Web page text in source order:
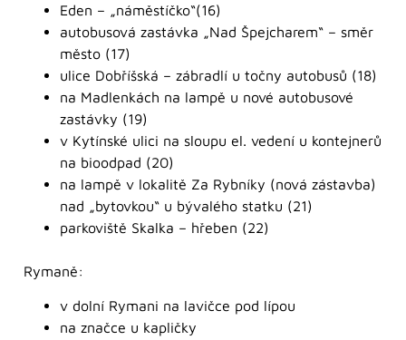
Eden – „náměstíčko“(16)
autobusová zastávka „Nad Špejcharem“ – směr
město (17)
ulice Dobříšská – zábradlí u točny autobusů (18)
na Madlenkách na lampě u nové autobusové
zastávky (19)
v Kytínské ulici na sloupu el. vedení u kontejnerů
na bioodpad (20)
na lampě v lokalitě Za Rybníky (nová zástavba)
nad „bytovkou“ u bývalého statku (21)
parkoviště Skalka – hřeben (22)
Rymaně:
v dolní Rymani na lavičce pod lípou
na značce u kapličky